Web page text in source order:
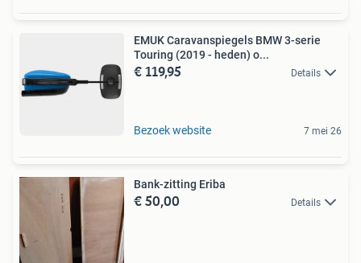
EMUK Caravanspiegels BMW 3-serie
Touring (2019 - heden) o...
€ 119,95 Details
Bezoek website 7 mei 26
Bank-zitting Eriba
€ 50,00 Details